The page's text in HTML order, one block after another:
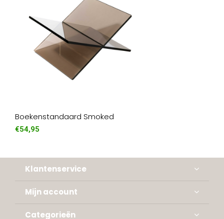
Boekenstandaard Smoked
€54,95
Klantenservice
Mijn account
Categorieën